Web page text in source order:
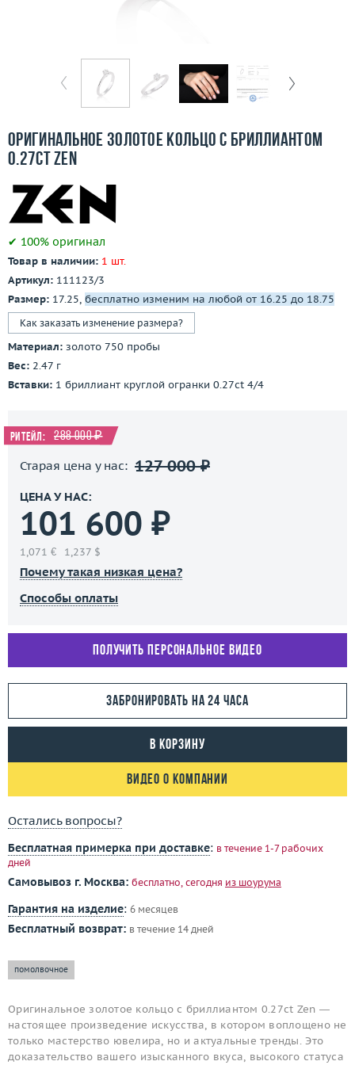
О компании
Контакты
3D-тур по шоуруму
Оригинальное золотое кольцо с бриллиантом
0.27ct Zen
✔ 100% оригинал
Товар в наличии: 1 шт.
Артикул: 111123/3
Размер: 17.25, бесплатно изменим на любой от 16.25 до 18.75
Как заказать изменение размера?
Материал: золото 750 пробы
Вес: 2.47 г
Вставки: 1 бриллиант круглой огранки 0.27ct 4/4
Ритейл: 288 000 ₽
Старая цена у нас: 127 000 ₽
ЦЕНА У НАС:
101 600 ₽
1,071 € 1,237 $
Почему такая низкая цена?
Способы оплаты
Получить персональное видео
Забронировать на 24 часа
В корзину
Видео о компании
Остались вопросы?
Бесплатная примерка при доставке: в течение 1-7 рабочих
дней
Самовывоз г. Москва: бесплатно, сегодня из шоурума
Гарантия на изделие: 6 месяцев
Бесплатный возврат: в течение 14 дней
помолвочное
Оригинальное золотое кольцо с бриллиантом 0.27ct Zen —
настоящее произведение искусства, в котором воплощено не
только мастерство ювелира, но и актуальные тренды. Это
доказательство вашего изысканного вкуса, высокого статуса